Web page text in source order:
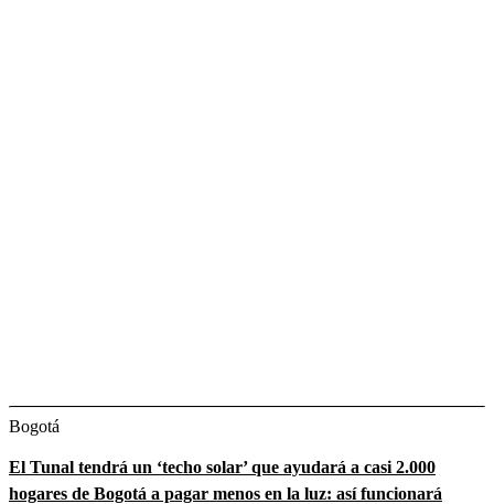
Bogotá
El Tunal tendrá un ‘techo solar’ que ayudará a casi 2.000
hogares de Bogotá a pagar menos en la luz: así funcionará